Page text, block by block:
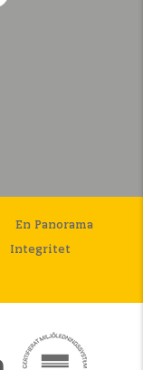
Integritet
En Panorama